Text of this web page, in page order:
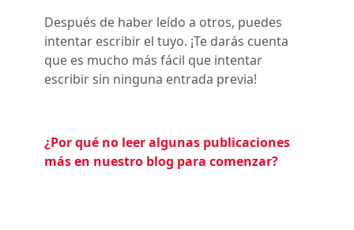
Después de haber leído a otros, puedes
intentar escribir el tuyo. ¡Te darás cuenta
que es mucho más fácil que intentar
escribir sin ninguna entrada previa!
¿Por qué no leer algunas publicaciones
más en nuestro blog para comenzar?